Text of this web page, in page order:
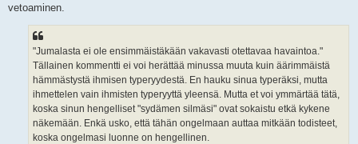
vetoaminen.
"Jumalasta ei ole ensimmäistäkään vakavasti otettavaa havaintoa."
Tällainen kommentti ei voi herättää minussa muuta kuin äärimmäistä
hämmästystä ihmisen typeryydestä. En hauku sinua typeräksi, mutta
ihmettelen vain ihmisten typeryyttä yleensä. Mutta et voi ymmärtää tätä,
koska sinun hengelliset "sydämen silmäsi" ovat sokaistu etkä kykene
näkemään. Enkä usko, että tähän ongelmaan auttaa mitkään todisteet,
koska ongelmasi luonne on hengellinen.